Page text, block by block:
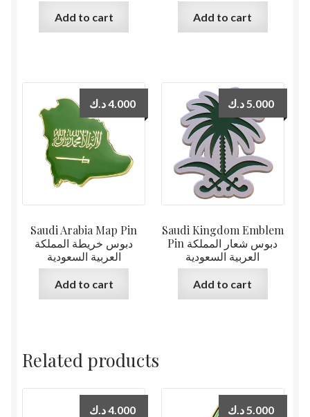
Add to cart Add to cart
Saudi Arabia Map Pin
دبوس خريطة المملكة
العربية السعودية
4.000د.ك
Add to cart
Saudi Kingdom Emblem
Pin دبوس شعار المملكة
العربية السعودية
5.000د.ك
Add to cart
Related products
4.000د.ك 5.000 د.ك